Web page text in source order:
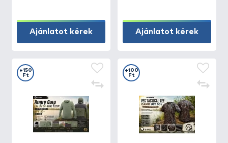
Ajánlatot kérek Ajánlatot kérek
+150
Ft
+100
Ft